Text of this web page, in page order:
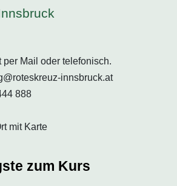
Mail oder telefonisch.
innsbruck.at
888
mit Karte
zum Kurs